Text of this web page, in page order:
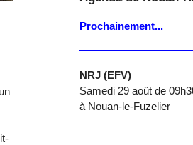
Prochainement...
NRJ (EFV)
Samedi 29 août de
à Nouan-le-Fuzelier